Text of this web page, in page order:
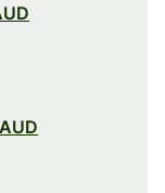
AUD إلى INR
AUD إلى NZD